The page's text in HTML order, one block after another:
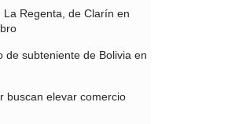
Regenta, de Clarín en
de subteniente de Bolivia en
buscan elevar comercio